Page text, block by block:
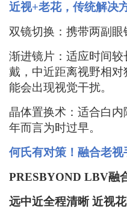
近视+老花， 传统解决
双镜切换 ： 携带两副眼
渐进镜片 ： 适应时间较
戴，中近距离视野相
能会出现视觉干扰。
晶体置换术 ： 适合白内
年而言为时过早。
何氏有对策！ 融合老视
PRESBYOND LBV融
远中近全程清晰 近视